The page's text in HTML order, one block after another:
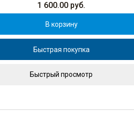
1 600.00 руб.
В корзину
Быстрая покупка
Быстрый просмотр